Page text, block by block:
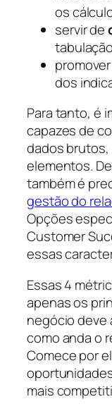
os
servir de
dos
Para tanto, é
capazes de
dados brutos,
elementos.
também é
gestão do
Opções
Customer
essas
Essas 4
apenas os
negócio deve
como anda o
Comece por
mais